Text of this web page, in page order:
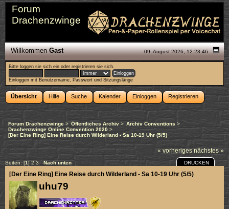
Forum
Drachenzwinge
09. August 2026, 12:23:46
WillkommenGast
Bitte loggen sie sich ein oderregistrieren sie sich.
Einloggen mit Benutzername, Passwort und Sitzungslänge
Übersicht Hilfe Suche Kalender Einloggen Registrieren
Forum Drachenzwinge > Öffentliches Archiv> Archiv Conventions >
Drachenzwinge Online Convention 2020 >
[Der Eine Ring] Eine Reise durch Wilderland - Sa 10-19 Uhr (5/5)
« vorheriges nächstes »
Seiten: [1]2 3 Nach unten DRUCKEN
uhu79
[Der Eine Ring] Eine Reise durch Wilderland - Sa 10-19 Uhr (5/5)